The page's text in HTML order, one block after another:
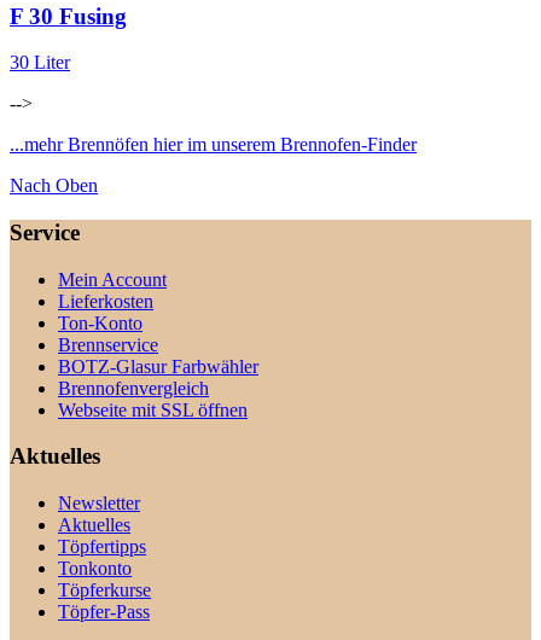
F 30 Fusing
30 Liter
-->
...mehr Brennöfen hier im unserem Brennofen-Finder
Nach Oben
Service
Mein Account
Lieferkosten
Ton-Konto
Brennservice
BOTZ-Glasur Farbwähler
Brennofenvergleich
Webseite mit SSL öffnen
Aktuelles
Newsletter
Aktuelles
Töpfertipps
Tonkonto
Töpferkurse
Töpfer-Pass